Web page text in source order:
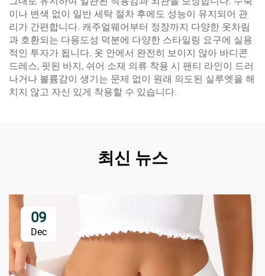
이나 변색 없이 일반 세탁 절차 후에도 성능이 유지되어 관
리가 간편합니다. 캐주얼웨어부터 정장까지 다양한 옷차림
과 호환되는 다용도성 덕분에 다양한 스타일링 요구에 실용
적인 투자가 됩니다. 옷 안에서 완전히 보이지 않아 바디콘
드레스, 핏된 바지, 쉬어 소재 의류 착용 시 팬티 라인이 드러
나거나 볼륨감이 생기는 문제 없이 원래 의도된 실루엣을 해
치지 않고 자신 있게 착용할 수 있습니다.
최신 뉴스
09
Dec